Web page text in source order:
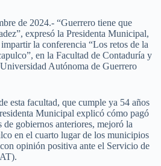
de 2024.- “Guerrero tiene que
expresó la Presidenta Municipal,
la conferencia “Los retos de la
en la Facultad de Contaduría y
Autónoma de Guerrero
esta facultad, que cumple ya 54 años
Municipal explicó cómo pagó
de gobiernos anteriores, mejoró la
en el cuarto lugar de los municipios
opinión positiva ante el Servicio de